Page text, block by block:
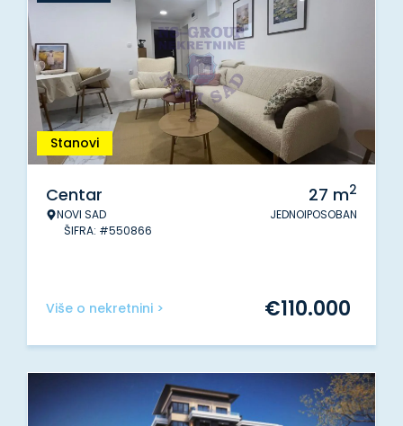
Stanovi
Centar
NOVI SAD
ŠIFRA: #550866
27 m2
JEDNOIPOSOBAN
Više o nekretnini > €110.000